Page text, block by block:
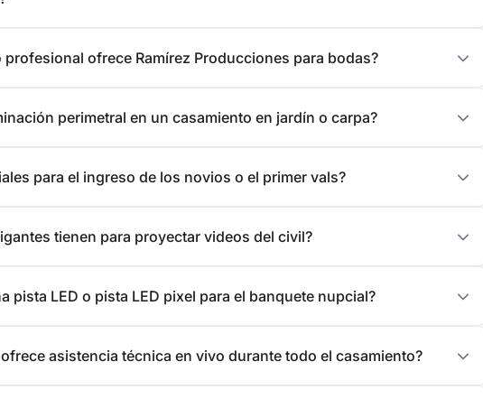
profesional ofrece Ramírez Producciones para bodas?
perimetral en un casamiento en jardín o carpa?
para el ingreso de los novios o el primer vals?
tienen para proyectar videos del civil?
pista LED o pista LED pixel para el banquete nupcial?
asistencia técnica en vivo durante todo el casamiento?